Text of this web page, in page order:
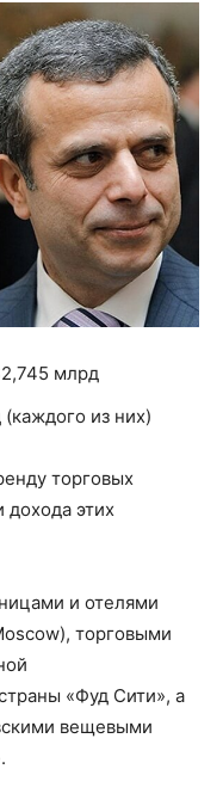
млрд
из них)
торговых
этих
и отелями
торговыми
«Фуд Сити», а
вещевыми